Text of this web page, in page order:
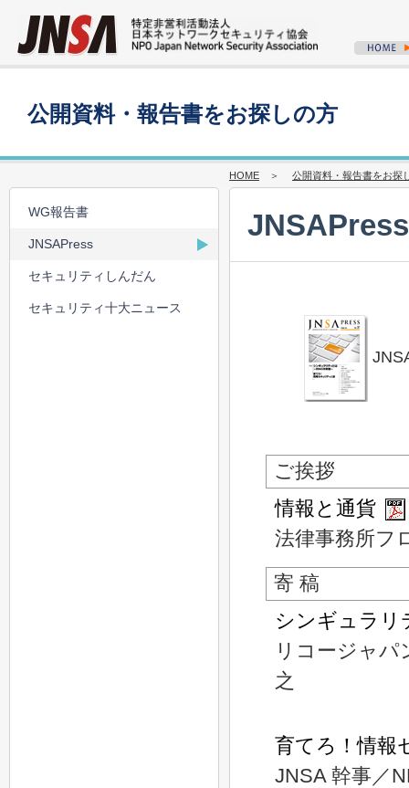
公開資料・報告書をお探しの方
HOME ＞ 公開資料・報告書をお探
JNSAPress
ご挨拶
情報と通貨
法律事務所
寄 稿
シンギュラ
リコージャ
之
育てろ！情報
JNSA 幹事／
WG報告書
JNSAPress
セキュリティしんだん
セキュリティ十大ニュース